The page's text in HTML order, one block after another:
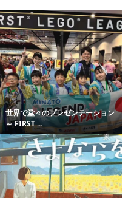
世界で堂々のプレゼンテーション
～ FIRST ...